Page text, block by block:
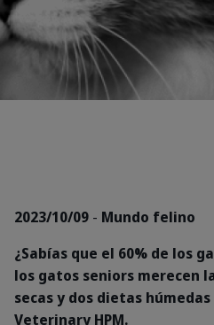
2023/10/09 - Mundo felino
¿Sabías que el 60% de los
los gatos seniors merecen
secas y dos dietas
Veterinary HPM.